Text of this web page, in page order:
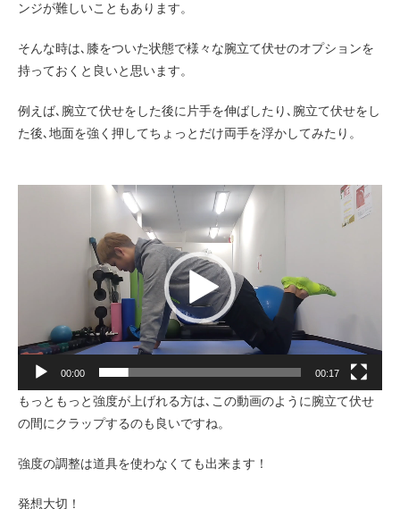
ンジが難しいこともあります。
そんな時は､膝をついた状態で様々な腕立て伏せのオプションを
持っておくと良いと思います。
例えば､腕立て伏せをした後に片手を伸ばしたり､腕立て伏せをし
た後､地面を強く押してちょっとだけ両手を浮かしてみたり。
00:00 00:17
もっともっと強度が上げれる方は､この動画のように腕立て伏せ
の間にクラップするのも良いですね。
強度の調整は道具を使わなくても出来ます！
発想大切！